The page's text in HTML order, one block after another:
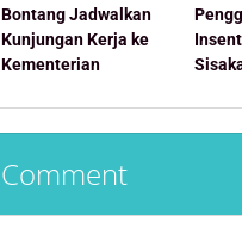
Bontang Jadwalkan
Kunjungan Kerja ke
Kementerian
Comment